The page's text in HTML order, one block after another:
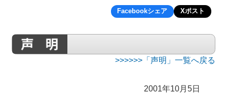
Facebookシェア Xポスト
>>>「声明」一覧へ戻る
2001年10月5日